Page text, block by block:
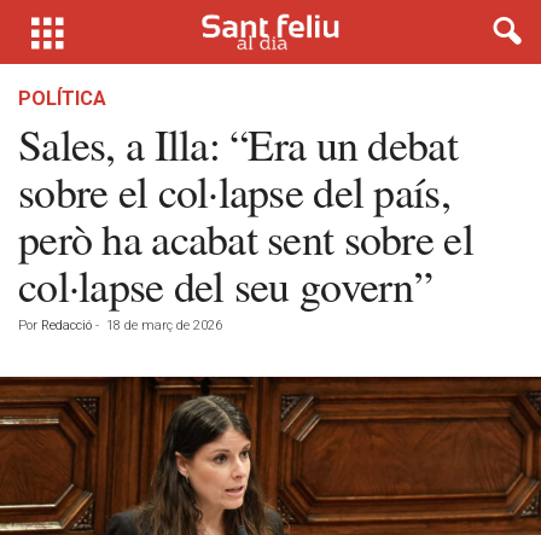
POLÍTICA
Sales, a Illa: “Era un debat
sobre el col·lapse del país,
però ha acabat sent sobre el
col·lapse del seu govern”
Por Redacció - 18 de març de 2026